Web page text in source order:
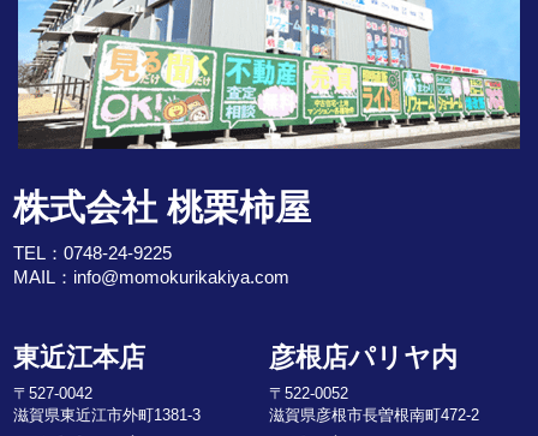
株式会社 桃栗柿屋
TEL：0748-24-9225
MAIL： info@momokurikakiya.com
東近江本店
〒527-0042
滋賀県東近江市外町1381-3
彦根店パリヤ内
〒522-0052
滋賀県彦根市長曽根南町472-2